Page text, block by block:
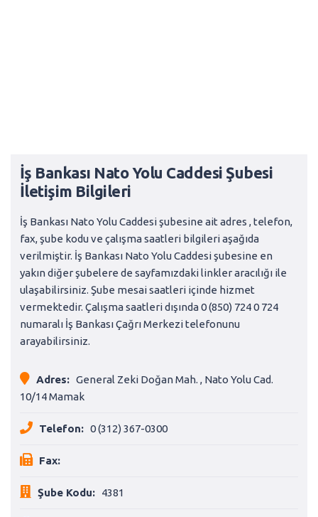
İş Bankası Nato Yolu Caddesi Şubesi
İletişim Bilgileri
İş Bankası Nato Yolu Caddesi şubesine ait adres , telefon,
fax, şube kodu ve çalışma saatleri bilgileri aşağıda
verilmiştir. İş Bankası Nato Yolu Caddesi şubesine en
yakın diğer şubelere de sayfamızdaki linkler aracılığı ile
ulaşabilirsiniz. Şube mesai saatleri içinde hizmet
vermektedir. Çalışma saatleri dışında 0 (850) 724 0 724
numaralı İş Bankası Çağrı Merkezi telefonunu
arayabilirsiniz.
Adres: General Zeki Doğan Mah. , Nato Yolu Cad.
10/14 Mamak
Telefon: 0 (312) 367-0300
Fax:
Şube Kodu: 4381